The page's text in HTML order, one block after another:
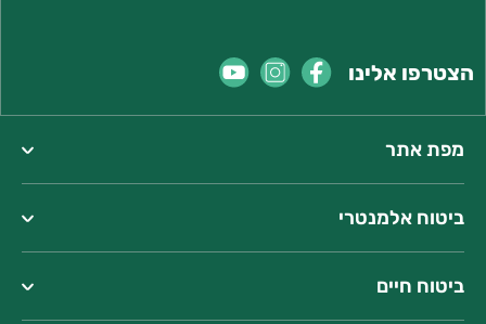
הצטרפו אלינו
מפת אתר
ביטוח אלמנטרי
ביטוח חיים